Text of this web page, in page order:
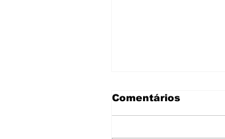
Comentários